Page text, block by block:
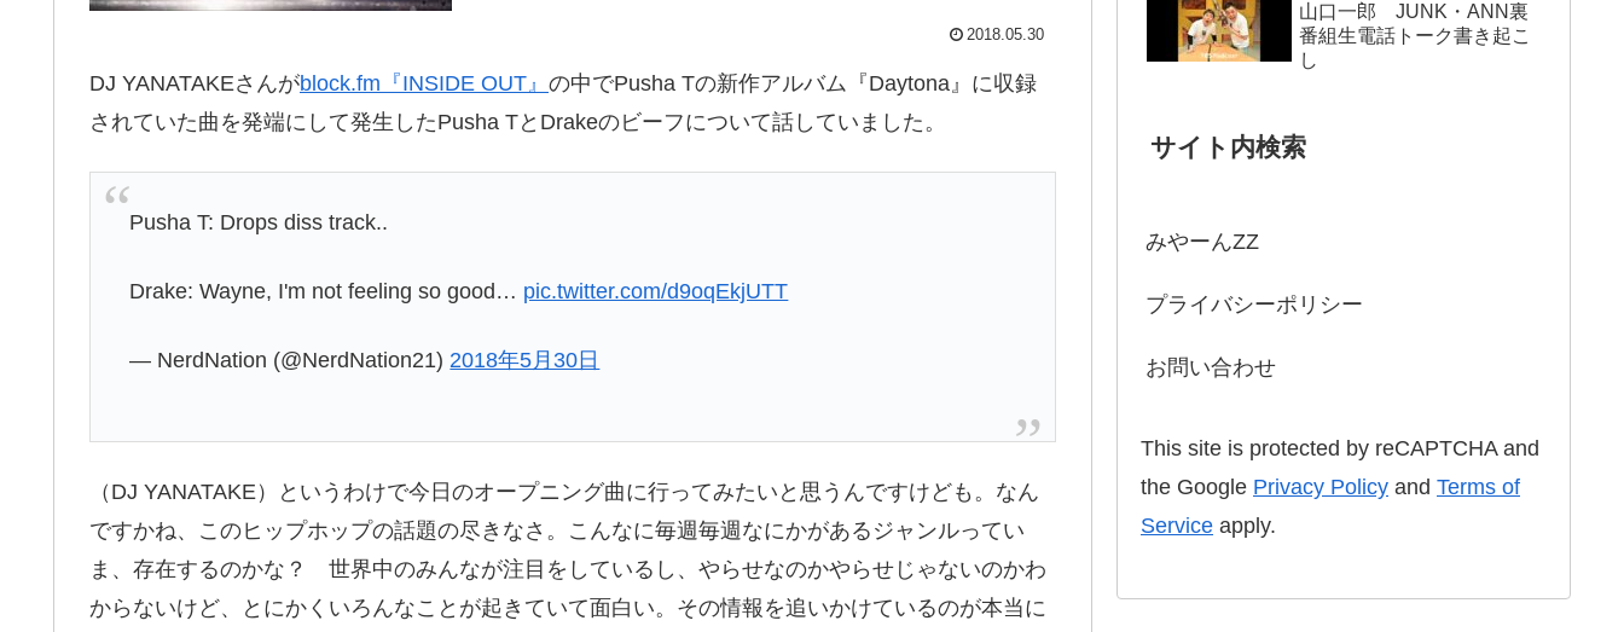
2018.05.30
DJ YANATAKEさんがblock.fm『INSIDE OUT』 の中でPusha Tの新作アルバム『Daytona』に収録
されていた曲を発端にして発生したPusha TとDrakeのビーフについて話していました。
Pusha T: Drops diss track..
Drake: Wayne, I'm not feeling so good… pic.twitter.com/d9oqEkjUTT
— NerdNation (@NerdNation21) 2018年5月30日
（DJ YANATAKE）というわけで今日のオープニング曲に行ってみたいと思うんですけども。なん
ですかね、このヒップホップの話題の尽きなさ。こんなに毎週毎週なにかがあるジャンルってい
ま、存在するのかな？ 世界中のみんなが注目をしているし、やらせなのかやらせじゃないのかわ
からないけど、とにかくいろんなことが起きていて面白い。その情報を追いかけているのが本当に
山口一郎 JUNK・ANN裏
番組生電話トーク書き起こ
し
サイト内検索
みやーんZZ
プライバシーポリシー
お問い合わせ
This site is protected by reCAPTCHA and
the Google Privacy Policy and Terms of
Service apply.